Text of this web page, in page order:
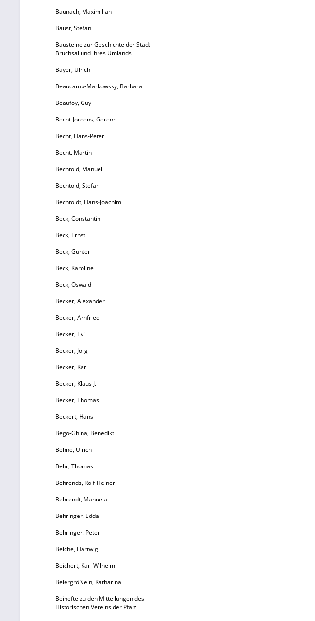
Baunach, Maximilian
Baust, Stefan
Bausteine zur Geschichte der Stadt
Bruchsal und ihres Umlands
Bayer, Ulrich
Beaucamp-Markowsky, Barbara
Beaufoy, Guy
Becht-Jördens, Gereon
Becht, Hans-Peter
Becht, Martin
Bechtold, Manuel
Bechtold, Stefan
Bechtoldt, Hans-Joachim
Beck, Constantin
Beck, Ernst
Beck, Günter
Beck, Karoline
Beck, Oswald
Becker, Alexander
Becker, Arnfried
Becker, Evi
Becker, Jörg
Becker, Karl
Becker, Klaus J.
Becker, Thomas
Beckert, Hans
Bego-Ghina, Benedikt
Behne, Ulrich
Behr, Thomas
Behrends, Rolf-Heiner
Behrendt, Manuela
Behringer, Edda
Behringer, Peter
Beiche, Hartwig
Beichert, Karl Wilhelm
Beiergrößlein, Katharina
Beihefte zu den Mitteilungen des
Historischen Vereins der Pfalz